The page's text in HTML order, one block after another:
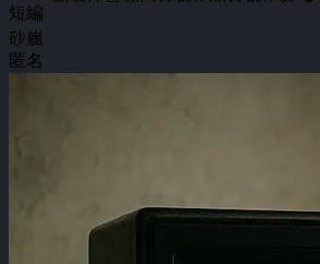
短編
砂嵐
匿名